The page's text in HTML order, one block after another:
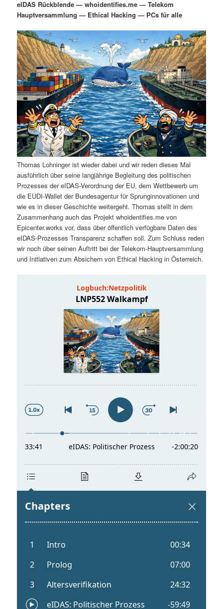
m
ä
r
e
n
I
n
h
a
l
t
s
n
u
n
d
ä
r
e
n
I
n
h
a
g
n
s
n
a
v
i
g
a
t
i
o
n
eIDAS Rückblende — whoidentifies.me — Telekom
Hauptversammlung — Ethical Hacking — PCs für alle
Thomas Lohninger ist wieder dabei und wir reden dieses Mal
ausführlich über seine langjährige Begleitung des politischen
Prozesses der eIDAS-Verordnung der EU, dem Wettbewerb um
die EUDI-Wallet der Bundesagentur für Sprunginnovationen und
wie es in dieser Geschichte weitergeht. Thomas stellt in dem
Zusammenhang auch das Projekt whoidentifies.me von
Epicenter.works vor, dass über öffentlich verfügbare Daten des
eIDAS-Prozesses Transparenz schaffen soll. Zum Schluss reden
wir noch über seinen Auftritt bei der Telekom-Hauptversammlung
und Initiativen zum Absichern von Ethical Hacking in Österreich.